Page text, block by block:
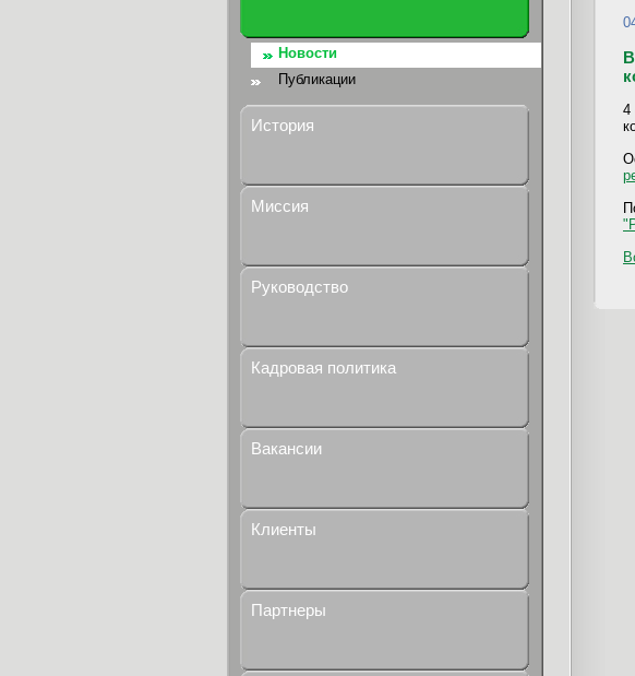
Новости
Публикации
История
Миссия
Руководство
Кадровая политика
Вакансии
Клиенты
Партнеры
4